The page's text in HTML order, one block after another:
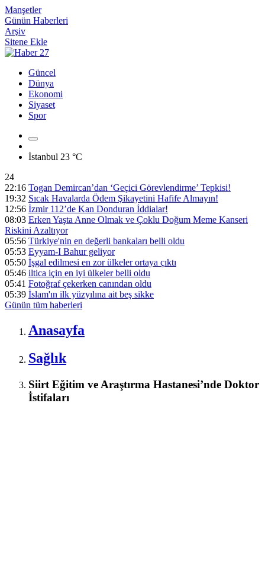
Manşetler
Günün Haberleri
Arşiv
Sitene Ekle
Güncel
Dünya
Ekonomi
Siyaset
Spor
İstanbul 23 °C
24
22:16 Togan Demircan’dan ‘Geçici Görevlendirme’ Tepkisi!
19:32 Sıcak Havalarda Ödem Şikayetini Hafife Almayın!
12:56 İzmir 112’de Kan Donduran İddialar!
08:03 Erken Yaşta Anne Olmak ve Çoklu Doğum Meme Kanseri
Riskini Azaltıyor
05:56 Türkiye'nin en değerli bankaları belli oldu
05:53 Eyyam-I Bahur geliyor
05:50 İşgal edilmesi en zor ülkeler ortaya çıktı
05:46 iltica için en iyi ülkeler belli oldu
05:41 Fotoğraf çekerken canından oldu
05:39 İslam'ın ilk yüzyılına ait beş sikke
Günün tüm haberleri
Anasayfa
Sağlık
Siirt Eğitim ve Araştırma Hastanesi’nde Doktor
İstifaları